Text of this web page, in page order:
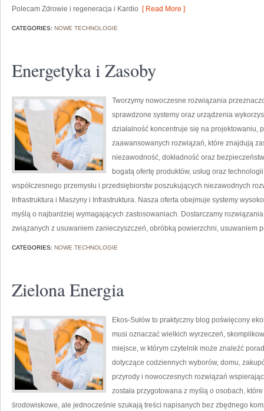
Polecam Zdrowie i regeneracja i Kardio [ Read More ]
CATEGORIES: NOWE TECHNOLOGIE
Energetyka i Zasoby
Tworzymy nowoczesne rozwiązania
sprawdzone systemy oraz urządzenia
działalność koncentruje się na projektowaniu,
zaawansowanych rozwiązań, które znajdują
niezawodność, dokładność oraz
bogatą ofertę produktów, usług oraz
współczesnego przemysłu i przedsiębiorstw poszukujących niezawodnych
Infrastruktura i Maszyny i Infrastruktura. Nasza oferta obejmuje systemy
myślą o najbardziej wymagających zastosowaniach. Dostarczamy
związanych z usuwaniem zanieczyszczeń, obróbką powierzchni, usuwaniem
CATEGORIES: NOWE TECHNOLOGIE
Zielona Energia
Ekos-Sułów to praktyczny blog poświęcony
musi oznaczać wielkich wyrzeczeń,
miejsce, w którym czytelnik może znaleźć
dotyczące codziennych wyborów, domu,
przyrody i nowoczesnych rozwiązań
została przygotowana z myślą o osobach,
środowiskowe, ale jednocześnie szukają treści napisanych bez zbędnego